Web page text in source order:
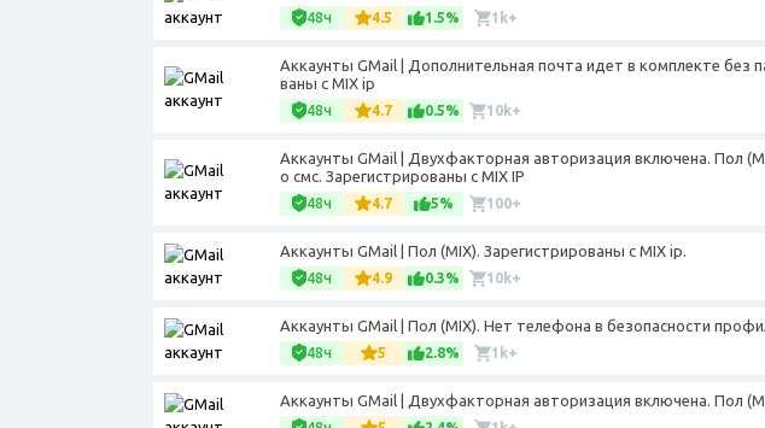
48ч 4.5 1.5% 1k+
Аккаунты GMail | Дополнительная почта идет в комплекте без
ваны с MIX ip
48ч 4.7 0.5% 10k+
Аккаунты GMail | Двухфакторная авторизация включена. Пол
о смс. Зарегистрированы с MIX IP
48ч 4.7 5% 100+
Аккаунты GMail | Пол (МIX). Зарегистрированы с MIX ip.
48ч 4.9 0.3% 10k+
Аккаунты GMail | Пол (MIX). Нет телефона в безопасности
48ч 5 2.8% 1k+
Аккаунты GMail | Двухфакторная авторизация включена. Пол